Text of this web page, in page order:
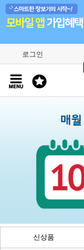
로그인
신상품